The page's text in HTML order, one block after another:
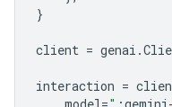
}
client = genai .
interaction =